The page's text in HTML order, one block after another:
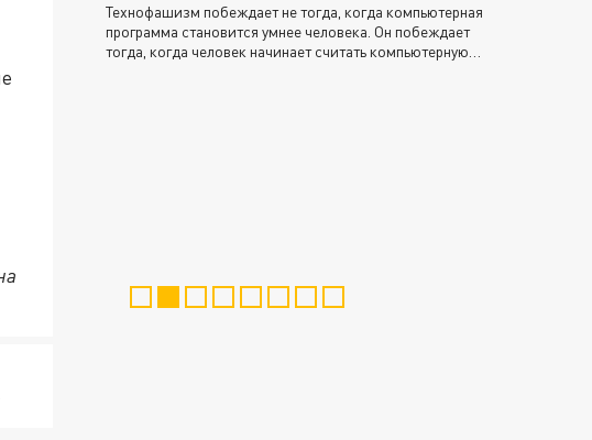
Технофашизм побеждает не тогда, когда компьютерная
программа становится умнее человека. Он побеждает
тогда, когда человек начинает считать компьютерную